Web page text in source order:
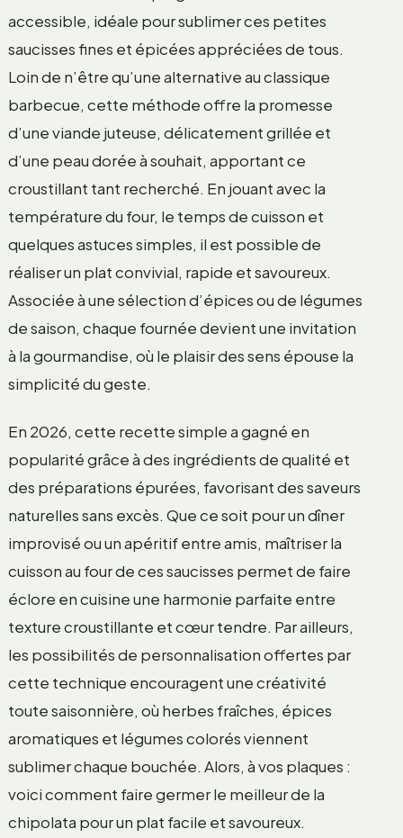
accessible, idéale pour sublimer ces petites
saucisses fines et épicées appréciées de tous.
Loin de n’être qu’une alternative au classique
barbecue, cette méthode offre la promesse
d’une viande juteuse, délicatement grillée et
d’une peau dorée à souhait, apportant ce
croustillant tant recherché. En jouant avec la
température du four, le temps de cuisson et
quelques astuces simples, il est possible de
réaliser un plat convivial, rapide et savoureux.
Associée à une sélection d’épices ou de légumes
de saison, chaque fournée devient une invitation
à la gourmandise, où le plaisir des sens épouse la
simplicité du geste.
En 2026, cette recette simple a gagné en
popularité grâce à des ingrédients de qualité et
des préparations épurées, favorisant des saveurs
naturelles sans excès. Que ce soit pour un dîner
improvisé ou un apéritif entre amis, maîtriser la
cuisson au four de ces saucisses permet de faire
éclore en cuisine une harmonie parfaite entre
texture croustillante et cœur tendre. Par ailleurs,
les possibilités de personnalisation offertes par
cette technique encouragent une créativité
toute saisonnière, où herbes fraîches, épices
aromatiques et légumes colorés viennent
sublimer chaque bouchée. Alors, à vos plaques :
voici comment faire germer le meilleur de la
chipolata pour un plat facile et savoureux.